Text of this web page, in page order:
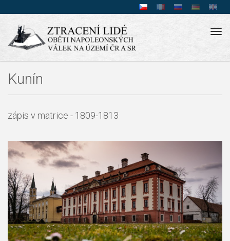
Kunín
zápis v matrice - 1809-1813